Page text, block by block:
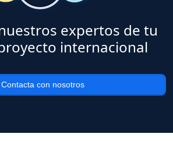
expertos de tu
internacional
Contacta con nosotros